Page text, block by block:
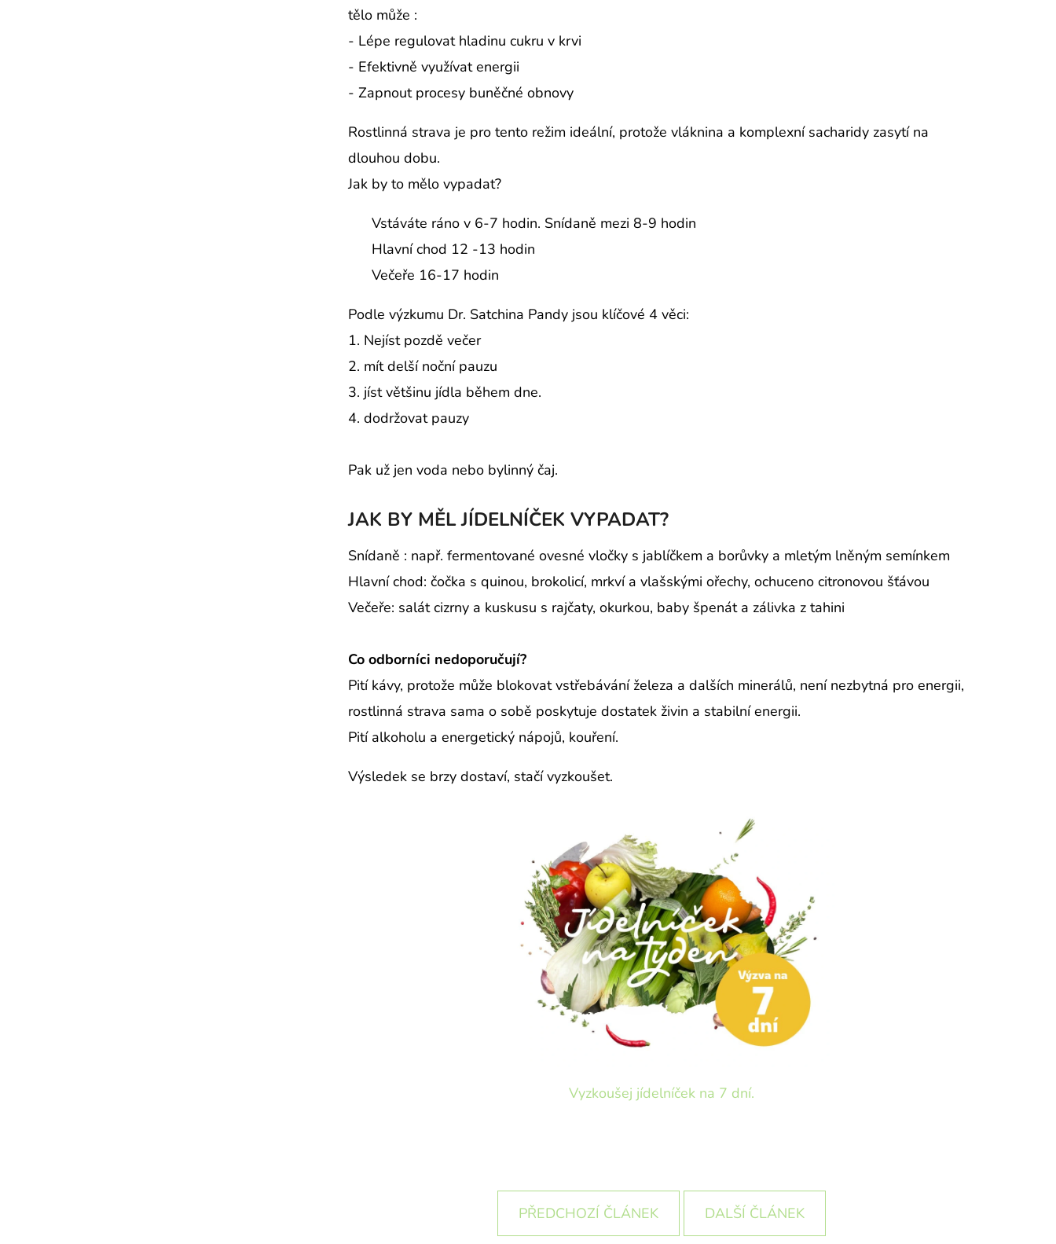
tělo může :
- Lépe regulovat hladinu cukru v krvi
- Efektivně využívat energii
- Zapnout procesy buněčné obnovy
Rostlinná strava je pro tento režim ideální, protože vláknina a komplexní sacharidy zasytí na
dlouhou dobu.
Jak by to mělo vypadat?
Vstáváte ráno v 6-7 hodin. Snídaně mezi 8-9 hodin
Hlavní chod 12 -13 hodin
Večeře 16-17 hodin
Podle výzkumu Dr. Satchina Pandy jsou klíčové 4 věci:
1.⁠ ⁠Nejíst pozdě večer
2.⁠ ⁠⁠mít delší noční pauzu
3.⁠ ⁠⁠jíst většinu jídla během dne.
4.⁠ ⁠⁠dodržovat pauzy
Pak už jen voda nebo bylinný čaj.
JAK BY MĚL JÍDELNÍČEK VYPADAT?
Snídaně : např. fermentované ovesné vločky s jablíčkem a borůvky a mletým lněným semínkem
Hlavní chod: čočka s quinou, brokolicí, mrkví a vlašskými ořechy, ochuceno citronovou šťávou
Večeře: salát cizrny a kuskusu s rajčaty, okurkou, baby špenát a zálivka z tahini
Co odborníci nedoporučují?
Pití kávy, protože může blokovat vstřebávání železa a dalších minerálů, není nezbytná pro energii,
rostlinná strava sama o sobě poskytuje dostatek živin a stabilní energii.
Pití alkoholu a energetický nápojů, kouření.
Výsledek se brzy dostaví, stačí vyzkoušet.
Vyzkoušej jídelníček na 7 dní.
PŘEDCHOZÍ ČLÁNEK DALŠÍ ČLÁNEK